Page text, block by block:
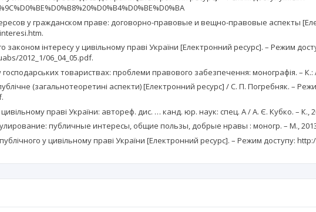
у гражданском праве: договорно-правовые и вещно-правовые аспекты
законом інтересу у цивільному праві України [Електронний ресурс]. – Режим
2012_1/06_04_05.pdf.
господарських товариствах: проблеми правового забезпечення: монографія. – К.:
(загальнотеоретині аспекти) [Електронний ресурс] / С. П. Погребняк. –
цивільному праві України: автореф. дис. … канд. юр. наук: спец. А / А. Є. Кубко. – К.,
публичные интересы, общие пользы, добрые нравы : моногр. – М.,
у цивільному праві України [Електронний ресурс]. – Режим доступу: